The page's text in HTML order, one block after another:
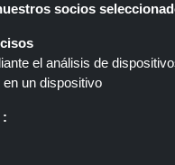
es es un sitio
redes de afiliados.
socios
el análisis de
un dispositivo
: